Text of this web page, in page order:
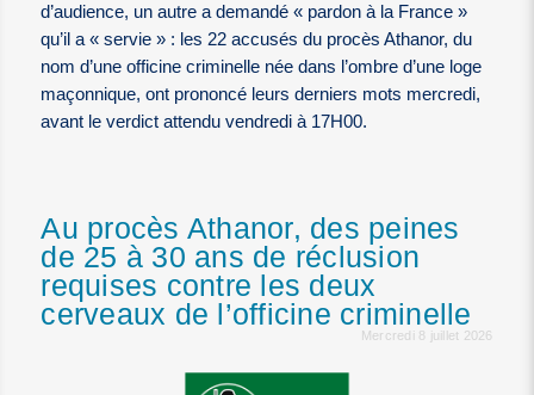
d’audience, un autre a demandé « pardon à la France »
qu’il a « servie » : les 22 accusés du procès Athanor, du
nom d’une officine criminelle née dans l’ombre d’une loge
maçonnique, ont prononcé leurs derniers mots mercredi,
avant le verdict attendu vendredi à 17H00.
Au procès Athanor, des peines
de 25 à 30 ans de réclusion
requises contre les deux
cerveaux de l’officine criminelle
Mercredi 8 juillet 2026